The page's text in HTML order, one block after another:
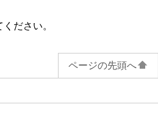
ださい。
ページの先頭へ